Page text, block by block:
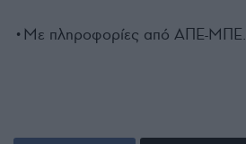
•Με πληροφορίες από ΑΠΕ-ΜΠΕ.